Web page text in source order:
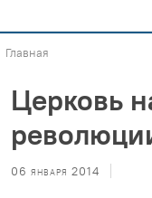
Главная
Церковь
06 января 2014